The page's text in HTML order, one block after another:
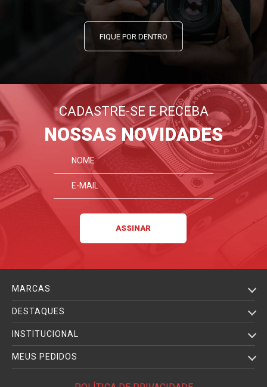
FIQUE POR DENTRO
CADASTRE-SE E RECEBA
NOSSAS NOVIDADES
MARCAS
DESTAQUES
INSTITUCIONAL
MEUS PEDIDOS